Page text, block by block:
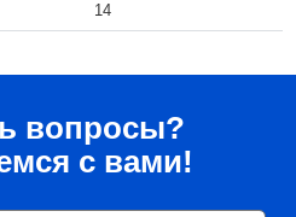
14
вопросы?
с вами!